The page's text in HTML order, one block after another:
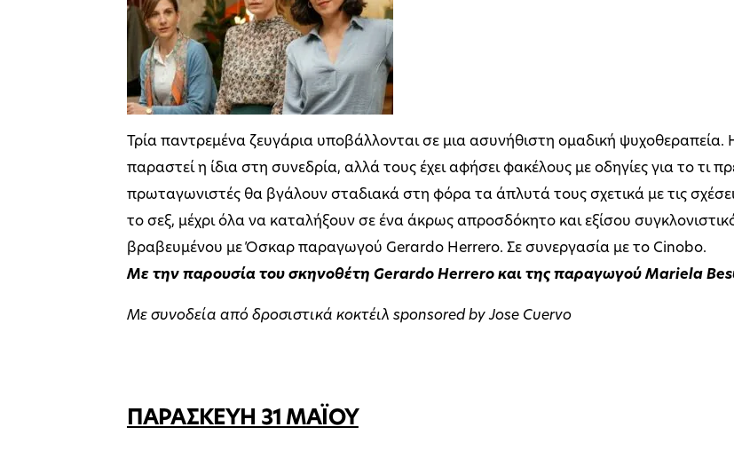
Τρία παντρεμένα ζευγάρια υποβάλλονται σε μια ασυνήθιστη ομαδική
παραστεί η ίδια στη συνεδρία, αλλά τους έχει αφήσει φακέλους με οδηγίες για το τι
πρωταγωνιστές θα βγάλουν σταδιακά στη φόρα τα άπλυτά τους σχετικά με τις
το σεξ, μέχρι όλα να καταλήξουν σε ένα άκρως απροσδόκητο και εξίσου
βραβευμένου με Όσκαρ παραγωγού Gerardo Herrero. Σε συνεργασία με το Cinobo.
Με την παρουσία του σκηνοθέτη Gerardo Herrero και της παραγωγού Mariela
Με συνοδεία από δροσιστικά κοκτέιλ sponsored by Jose Cuervo
ΠΑΡΑΣΚΕΥΗ 31 ΜΑΪΟΥ